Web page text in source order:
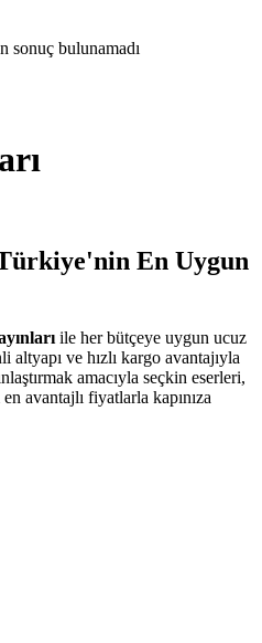
sonuç bulunamadı
En Uygun
ile her bütçeye uygun ucuz
ve hızlı kargo avantajıyla
amacıyla seçkin eserleri,
avantajlı fiyatlarla kapınıza